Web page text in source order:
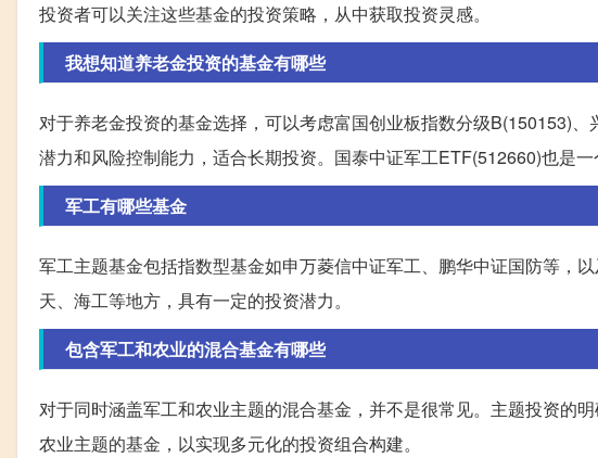
投资者可以关注这些基金的投资策略，从中获取投资灵感。
我想知道养老金投资的基金有哪些
对于养老金投资的基金选择，可以考虑富国创业板指数分级B(150153)
潜力和风险控制能力，适合长期投资。国泰中证军工ETF(512660)也是一
军工有哪些基金
军工主题基金包括指数型基金如申万菱信中证军工、鹏华中证国防等，
天、海工等地方，具有一定的投资潜力。
包含军工和农业的混合基金有哪些
对于同时涵盖军工和农业主题的混合基金，并不是很常见。主题投资的
农业主题的基金，以实现多元化的投资组合构建。